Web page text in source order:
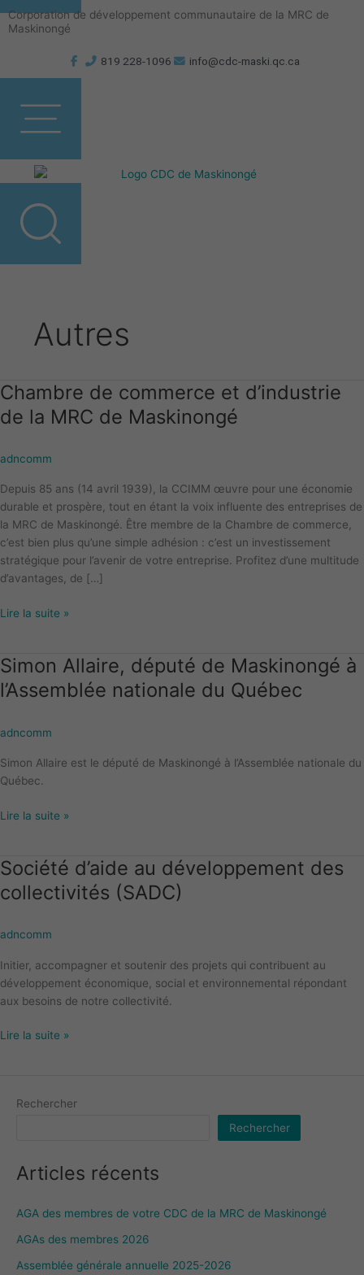
Aller
au
Corporation de développement communautaire de la MRC de
Maskinongé
819 228-1096 info@cdc-maski.qc.ca
Autres
Chambre de commerce et d’industrie
de la MRC de Maskinongé
adncomm
Depuis 85 ans (14 avril 1939), la CCIMM œuvre pour une économie
durable et prospère, tout en étant la voix influente des entreprises de
la MRC de Maskinongé. Être membre de la Chambre de commerce,
c’est bien plus qu’une simple adhésion : c’est un investissement
stratégique pour l’avenir de votre entreprise. Profitez d’une multitude
d’avantages, de […]
Chambre
commerce
d’industrie
la
MRC
de
Maskinongé
Lire la suite »
Simon Allaire, député de Maskinongé à
l’Assemblée nationale du Québec
adncomm
Simon Allaire est le député de Maskinongé à l’Assemblée nationale du
Québec.
Simon
Allaire,
député
Maskinongé
l’Assemblée
nationale
Québec
Lire la suite »
Société d’aide au développement des
collectivités (SADC)
adncomm
Initier, accompagner et soutenir des projets qui contribuent au
développement économique, social et environnemental répondant
aux besoins de notre collectivité.
Société
au
des
(SADC)
Lire la suite »
Rechercher
Rechercher
Articles récents
AGA des membres de votre CDC de la MRC de Maskinongé
AGAs des membres 2026
Assemblée générale annuelle 2025-2026